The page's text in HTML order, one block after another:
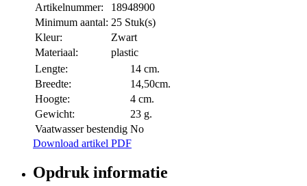
Artikelnummer:
18948900
Minimum aantal: 25 Stuk(s)
Kleur:
Zwart
Materiaal:
plastic
Lengte:
14 cm.
Breedte:
14,50cm.
Hoogte:
4 cm.
Gewicht:
23 g.
Vaatwasser bestendig No
Download artikel PDF
Opdruk informatie